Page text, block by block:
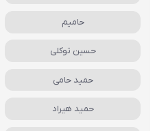
حامیم
حسین توکلی
حمید حامی
حمید هیراد